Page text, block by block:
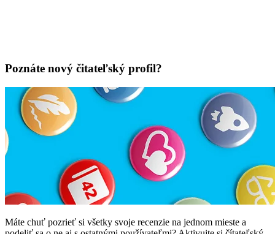
Poznáte nový čitateľský profil?
Máte chuť pozrieť si všetky svoje recenzie na jednom mieste a